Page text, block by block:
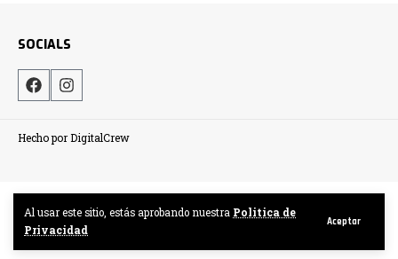
Al usar este sitio, estás aprobando nuestra Politica de
Privacidad
Aceptar
SOCIALS
Hecho por DigitalCrew